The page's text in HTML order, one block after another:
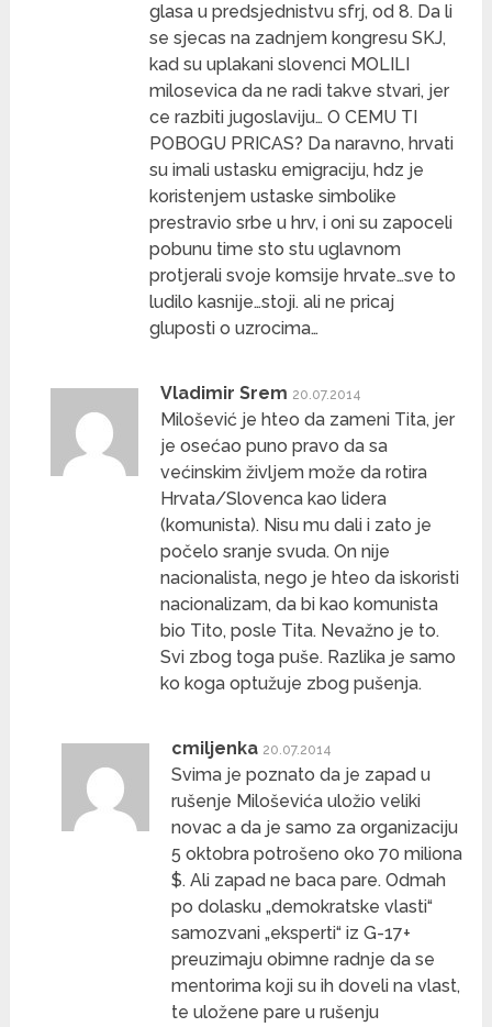
glasa u predsjednistvu sfrj, od 8. Da li
se sjecas na zadnjem kongresu SKJ,
kad su uplakani slovenci MOLILI
milosevica da ne radi takve stvari, jer
ce razbiti jugoslaviju… O CEMU TI
POBOGU PRICAS? Da naravno, hrvati
su imali ustasku emigraciju, hdz je
koristenjem ustaske simbolike
prestravio srbe u hrv, i oni su zapoceli
pobunu time sto stu uglavnom
protjerali svoje komsije hrvate…sve to
ludilo kasnije…stoji. ali ne pricaj
gluposti o uzrocima…
Vladimir Srem 20.07.2014
Milošević je hteo da zameni Tita, jer
je osećao puno pravo da sa
većinskim življem može da rotira
Hrvata/Slovenca kao lidera
(komunista). Nisu mu dali i zato je
počelo sranje svuda. On nije
nacionalista, nego je hteo da iskoristi
nacionalizam, da bi kao komunista
bio Tito, posle Tita. Nevažno je to.
Svi zbog toga puše. Razlika je samo
ko koga optužuje zbog pušenja.
cmiljenka 20.07.2014
Svima je poznato da je zapad u
rušenje Miloševića uložio veliki
novac a da je samo za organizaciju
5 oktobra potrošeno oko 70 miliona
$. Ali zapad ne baca pare. Odmah
po dolasku „demokratske vlasti“
samozvani „eksperti“ iz G-17+
preuzimaju obimne radnje da se
mentorima koji su ih doveli na vlast,
te uložene pare u rušenju